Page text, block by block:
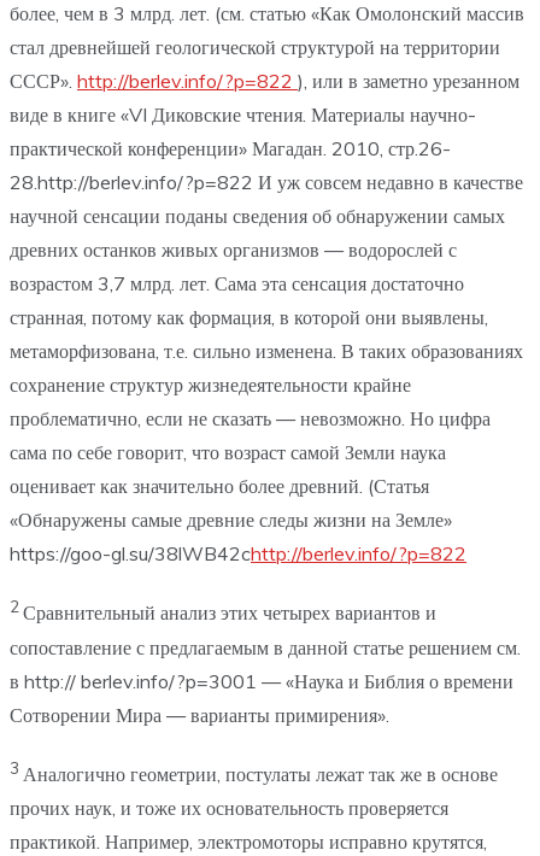
более, чем в 3 млрд. лет. (см. статью «Как Омолонский массив
стал древнейшей геологической структурой на территории
СССР». http://berlev.info/?p=822 ), или в заметно урезанном
виде в книге «VI Диковские чтения. Материалы научно-
практической конференции» Магадан. 2010, стр.26-
28.http://berlev.info/?p=822 И уж совсем недавно в качестве
научной сенсации поданы сведения об обнаружении самых
древних останков живых организмов — водорослей с
возрастом 3,7 млрд. лет. Сама эта сенсация достаточно
странная, потому как формация, в которой они выявлены,
метаморфизована, т.е. сильно изменена. В таких образованиях
сохранение структур жизнедеятельности крайне
проблематично, если не сказать — невозможно. Но цифра
сама по себе говорит, что возраст самой Земли наука
оценивает как значительно более древний. (Статья
«Обнаружены самые древние следы жизни на Земле»
https://goo-gl.su/38lWB42chttp://berlev.info/?p=822
2Сравнительный анализ этих четырех вариантов и
сопоставление с предлагаемым в данной статье решением см.
в http:// berlev.info/?p=3001 — «Наука и Библия о времени
Сотворении Мира — варианты примирения».
3 Аналогично геометрии, постулаты лежат так же в основе
прочих наук, и тоже их основательность проверяется
практикой. Например, электромоторы исправно крутятся,